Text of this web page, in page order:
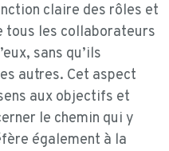
claire des rôles et
tous les collaborateurs
sans qu’ils
autres. Cet aspect
aux objectifs et
le chemin qui y
également à la